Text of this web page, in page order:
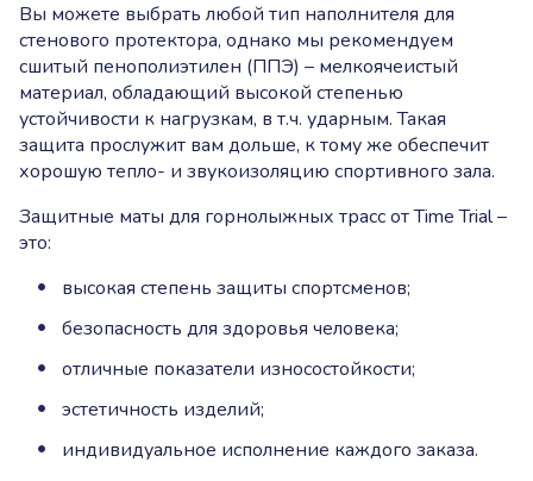
Вы можете выбрать любой тип наполнителя для
стенового протектора, однако мы рекомендуем
сшитый пенополиэтилен (ППЭ) – мелкоячеистый
материал, обладающий высокой степенью
устойчивости к нагрузкам, в т.ч. ударным. Такая
защита прослужит вам дольше, к тому же обеспечит
хорошую тепло- и звукоизоляцию спортивного зала.
Защитные маты для горнолыжных трасс от Time Trial –
это:
высокая степень защиты спортсменов;
безопасность для здоровья человека;
отличные показатели износостойкости;
эстетичность изделий;
индивидуальное исполнение каждого заказа.